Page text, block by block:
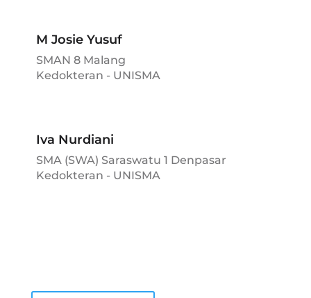
M Josie Yusuf
SMAN 8 Malang
Kedokteran - UNISMA
Iva Nurdiani
SMA (SWA) Saraswatu 1 Denpasar
Kedokteran - UNISMA